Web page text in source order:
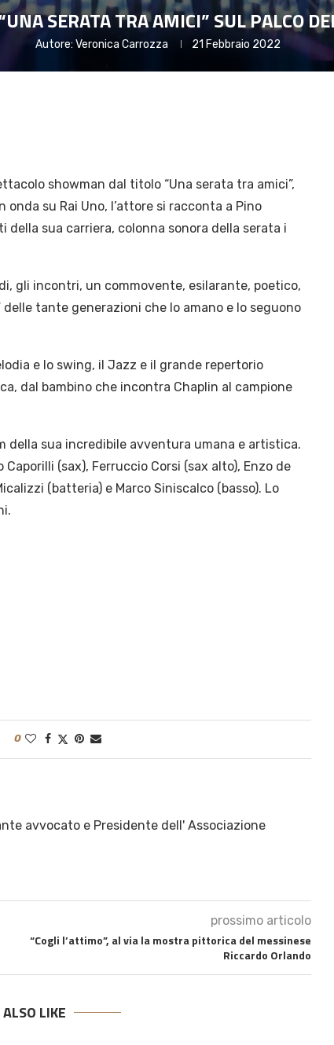
SERATA TRA AMICI” SUL PALCO
Autore: Veronica Carrozza 21 Febbraio 2022
showman dal titolo “Una serata tra amici”,
onda su Rai Uno, l’attore si racconta a Pino
sua carriera, colonna sonora della serata i
gli incontri, un commovente, esilarante, poetico,
tante generazioni che lo amano e lo seguono
e lo swing, il Jazz e il grande repertorio
dal bambino che incontra Chaplin al campione
della sua incredibile avventura umana e artistica.
(sax), Ferruccio Corsi (sax alto), Enzo de
(batteria) e Marco Siniscalco (basso). Lo
0
avvocato e Presidente dell' Associazione
prossimo articolo
“Cogli l’attimo”, al via la mostra pittorica del messinese
Riccardo Orlando
LIKE